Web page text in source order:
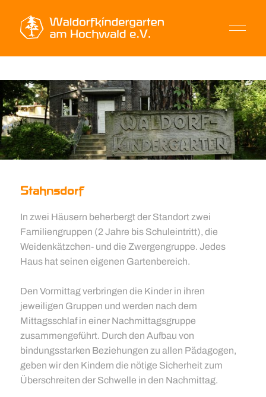
Stahnsdorf
In zwei Häusern beherbergt der Standort zwei
Familiengruppen (2 Jahre bis Schuleintritt), die
Weidenkätzchen- und die Zwergengruppe. Jedes
Haus hat seinen eigenen Gartenbereich.
Den Vormittag verbringen die Kinder in ihren
jeweiligen Gruppen und werden nach dem
Mittagsschlaf in einer Nachmittagsgruppe
zusammengeführt. Durch den Aufbau von
bindungsstarken Beziehungen zu allen Pädagogen,
geben wir den Kindern die nötige Sicherheit zum
Überschreiten der Schwelle in den Nachmittag.